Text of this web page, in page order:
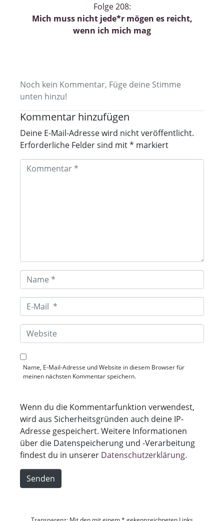
Folge 208:
Mich muss nicht jede*r mögen es reicht,
wenn ich mich mag
Noch kein Kommentar, Füge deine Stimme
unten hinzu!
Kommentar hinzufügen
Deine E-Mail-Adresse wird nicht veröffentlicht.
Erforderliche Felder sind mit* markiert
K
N
m
eE
M
a
*
W
b
s
Name, E-Mail-Adresse und Website in diesem Browser für
meinen nächsten Kommentar speichern.
Wenn du die Kommentarfunktion verwendest,
wird aus Sicherheitsgründen auch deine IP-
Adresse gespeichert. Weitere Informationen
über die Datenspeicherung und -Verarbeitung
findest du in unserer Datenschutzerklärung.
Senden